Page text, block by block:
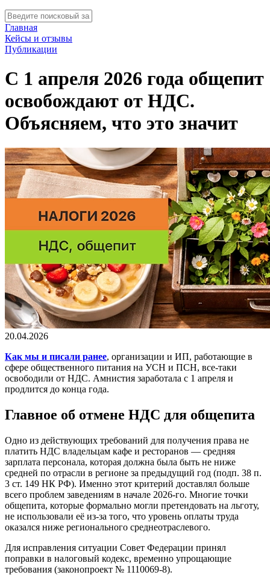
Главная
Кейсы и отзывы
Публикации
С 1 апреля 2026 года общепит
освобождают от НДС.
Объясняем, что это значит
20.04.2026
Как мы и писали ранее, организации и ИП, работающие в
сфере общественного питания на УСН и ПСН, все-таки
освободили от НДС. Амнистия заработала с 1 апреля и
продлится до конца года.
Главное об отмене НДС для общепита
Одно из действующих требований для получения права не
платить НДС владельцам кафе и ресторанов — средняя
зарплата персонала, которая должна была быть не ниже
средней по отрасли в регионе за предыдущий год (подп. 38 п.
3 ст. 149 НК РФ). Именно этот критерий доставлял больше
всего проблем заведениям в начале 2026-го. Многие точки
общепита, которые формально могли претендовать на льготу,
не использовали её из-за того, что уровень оплаты труда
оказался ниже регионального среднеотраслевого.
Для исправления ситуации Совет Федерации принял
поправки в налоговый кодекс, временно упрощающие
требования (законопроект № 1110069-8).